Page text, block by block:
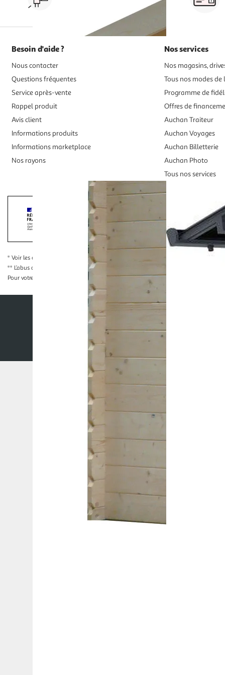
Besoin d'aide ?
Nous contacter
Questions fréquentes
Service après-vente
Rappel produit
Avis client
Informations produits
Informations marketplace
Nos rayons
Nos services
Nos magasins,
Tous nos modes de
Programme de
Offres de
Auchan Traiteur
Auchan Voyages
Auchan Billetterie
Auchan Photo
Tous nos services
Interdiction de vente de boissons
La preuve de majorité de l'acheteur est exigée au moment de la
* Voir les conditions
en cliquant ici
** L’abus d’alcool est dangereux pour la santé, à consommer avec modération
Pour votre santé, évitez de grignoter entre les repas.www.mangerbouger.fr
Nos conditions générales Mentions légales